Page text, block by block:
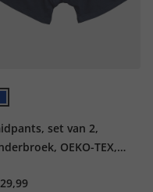
set van 2,
OEKO-TEX,